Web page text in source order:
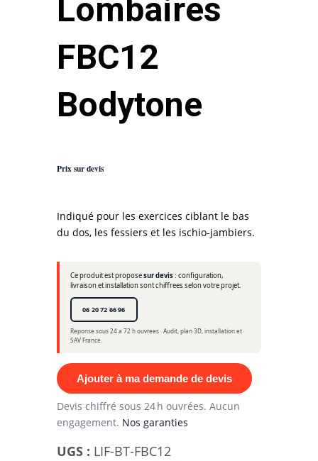
Lombaires
FBC12
Bodytone
Prix sur devis
Indiqué pour les exercices ciblant le bas
du dos, les fessiers et les ischio-jambiers.
Ce produit est proposesur devis: configuration,
livraison et installation sont chiffrees selon votre projet.
06 20 72 66 96
Reponse sous 24 a 72 h ouvrees · Audit, plan 3D, installation et
SAV France.
Ajouter à ma demande de devis
Devis chiffré sous 24 h ouvrées. Aucun
engagement. Nos garanties
UGS : LIF-BT-FBC12